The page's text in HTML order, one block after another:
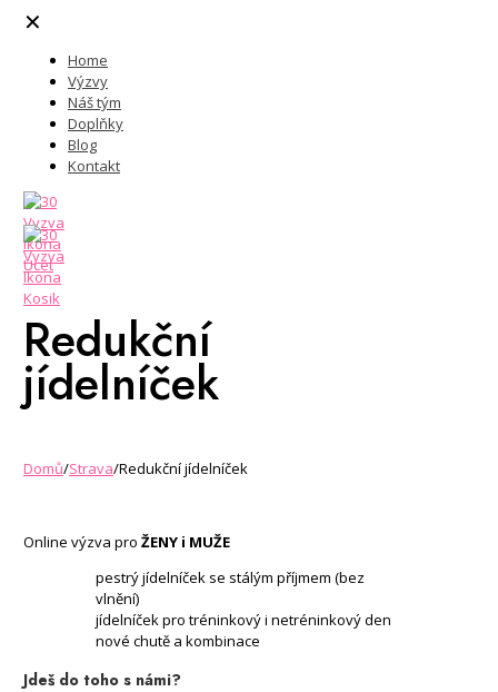
✕
Home
Výzvy
Náš tým
Doplňky
Blog
Kontakt
Redukční
jídelníček
Domů/Strava/Redukční jídelníček
Online výzva pro ŽENY i MUŽE
pestrý jídelníček se stálým příjmem (bez
vlnění)
jídelníček pro tréninkový i netréninkový den
nové chutě a kombinace
Jdeš do toho s námi?